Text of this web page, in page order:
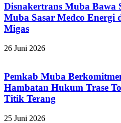
Disnakertrans Muba Bawa
Muba Sasar Medco Energi
Migas
26 Juni 2026
Pemkab Muba
Hambatan Hukum Trase
Titik Terang
25 Juni 2026